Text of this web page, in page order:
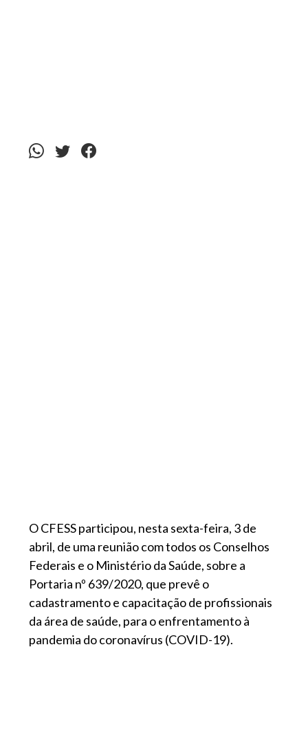
O CFESS participou, nesta sexta-feira, 3 de
abril, de uma reunião com todos os Conselhos
Federais e o Ministério da Saúde, sobre a
Portaria nº 639/2020, que prevê o
cadastramento e capacitação de profissionais
da área de saúde, para o enfrentamento à
pandemia do coronavírus (COVID-19).